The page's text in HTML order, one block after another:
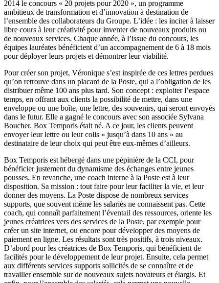
2014 le concours « 20 projets pour 2020 », un programme
ambitieux de transformation et d’innovation à destination de
l’ensemble des collaborateurs du Groupe. L’idée : les inciter à laisser
libre cours à leur créativité pour inventer de nouveaux produits ou
de nouveaux services. Chaque année, à l’issue du concours, les
équipes lauréates bénéficient d’un accompagnement de 6 à 18 mois
pour déployer leurs projets et démontrer leur viabilité.
Pour créer son projet, Véronique s’est inspirée de ces lettres perdues
qu’on retrouve dans un placard de la Poste, qui a l’obligation de les
distribuer même 100 ans plus tard. Son concept : exploiter l’espace
temps, en offrant aux clients la possibilité de mettre, dans une
enveloppe ou une boîte, une lettre, des souvenirs, qui seront envoyés
dans le futur. Elle a gagné le concours avec son associée Sylvana
Boucher. Box Temporis était né. A ce jour, les clients peuvent
envoyer leur lettre ou leur colis « jusqu’à dans 10 ans » au
destinataire de leur choix qui peut être eux-mêmes d’ailleurs.
Box Temporis est hébergé dans une pépinière de la CCI, pour
bénéficier justement du dynamisme des échanges entre jeunes
pousses. En revanche, une coach interne à la Poste est à leur
disposition. Sa mission : tout faire pour leur faciliter la vie, et leur
donner des moyens. La Poste dispose de nombreux services
supports, que souvent même les salariés ne connaissent pas. Cette
coach, qui connaît parfaitement l’éventail des ressources, oriente les
jeunes créatrices vers des services de la Poste, par exemple pour
créer un site internet, ou encore pour développer des moyens de
paiement en ligne. Les résultats sont très positifs, à trois niveaux.
D’abord pour les créatrices de Box Temporis, qui bénéficient de
facilités pour le développement de leur projet. Ensuite, cela permet
aux différents services supports sollicités de se connaître et de
travailler ensemble sur de nouveaux sujets novateurs et élargis. Et